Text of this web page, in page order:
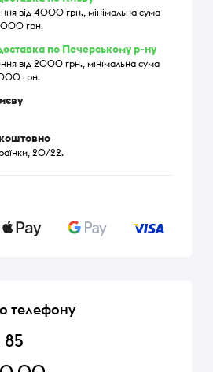
від 4000 грн., мінімальна сума
грн.
по Печерському р-ну
від 2000 грн., мінімальна сума
грн.
20/22.
телефону
85